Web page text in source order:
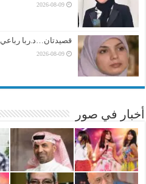
2026-08-09
قصيدتان…د.ربا رباعي
2026-08-09
أخبار في صور